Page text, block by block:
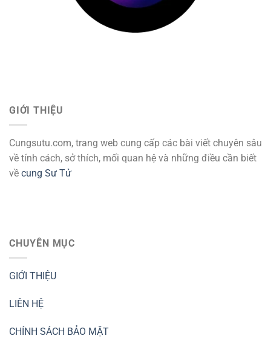
GIỚI THIỆU
Cungsutu.com, trang web cung cấp các bài viết chuyên sâu
về tính cách, sở thích, mối quan hệ và những điều cần biết
về cung Sư Tử
CHUYÊN MỤC
GIỚI THIỆU
LIÊN HỆ
CHÍNH SÁCH BẢO MẬT